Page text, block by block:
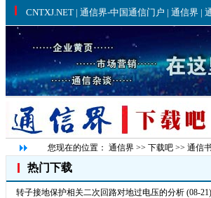
您现在的位置： 通信界 >> 下载吧 >> 通信
热门下载
转子接地保护相关二次回路对地过电压的分析 (08-21)